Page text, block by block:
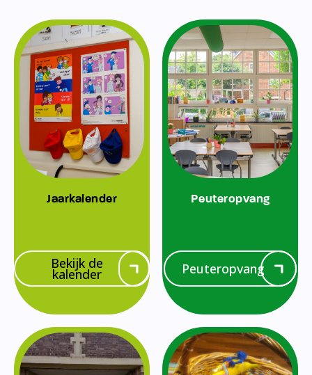
Jaarkalender
Bekijk de
kalender
Peuteropvang
Peuteropvang